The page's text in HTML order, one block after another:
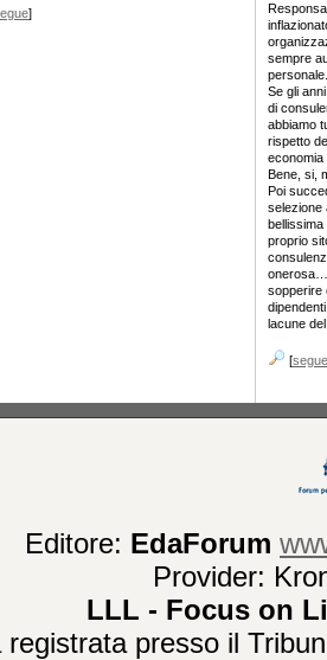
]
sempre
personale.
Se gli
di
abbiamo
rispetto
economia
Bene, si,
Poi
selezione
proprio
onerosa…
sopperire
lacune
[segue
Editore: EdaForum
Provider:
LLL - Focus on
registrata presso il